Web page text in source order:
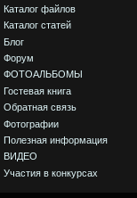
Каталог файлов
Каталог статей
Блог
Форум
ФОТОАЛЬБОМЫ
Гостевая книга
Обратная связь
Фотографии
Полезная информация
ВИДЕО
Участия в конкурсах